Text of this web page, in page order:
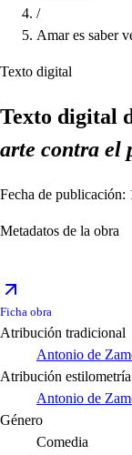
/
Amar es saber
Texto digital
Texto digital
arte contra el
Fecha de publicación:
Metadatos de la obra
Ficha obra
Atribución tradicional
Antonio de
Atribución estilometría
Antonio de
Género
Comedia